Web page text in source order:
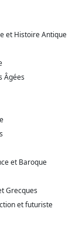
et Histoire Antique
Âgées
et Baroque
Grecques
et futuriste